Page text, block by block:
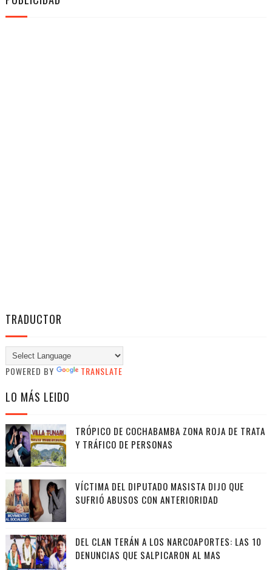
TRADUCTOR
POWERED BY TRANSLATE
LO MÁS LEIDO
TRÓPICO DE COCHABAMBA ZONA ROJA DE TRATA
Y TRÁFICO DE PERSONAS
VÍCTIMA DEL DIPUTADO MASISTA DIJO QUE
SUFRIÓ ABUSOS CON ANTERIORIDAD
DEL CLAN TERÁN A LOS NARCOAPORTES: LAS 10
DENUNCIAS QUE SALPICARON AL MAS